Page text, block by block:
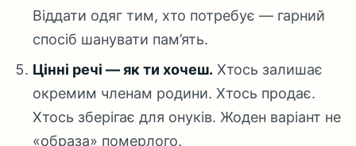
Віддати одяг тим, хто потребує — гарний
спосіб шанувати пам’ять.
Цінні речі — як ти хочеш. Хтось залишає
окремим членам родини. Хтось продає.
Хтось зберігає для онуків. Жоден варіант не
«образа» померлого.